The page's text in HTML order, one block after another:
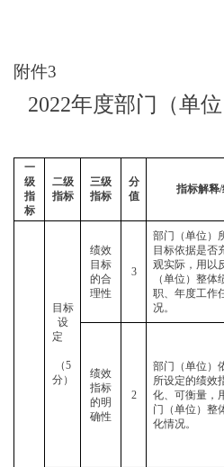
附件3
2022年度部门（单
一
级
指
标
二级
指标
三级
指标
分
值
指标解释
目标
设
定
（5
分）
绩效
目标
的合
理性
3
部门（单位）
目标依据是否
观实际，用以
（单位）整
职、年度工作
况。
绩效
指标
的明
确性
2
部门（单位）
所设定的绩效
化、可衡量，
门（单位）整
化情况。